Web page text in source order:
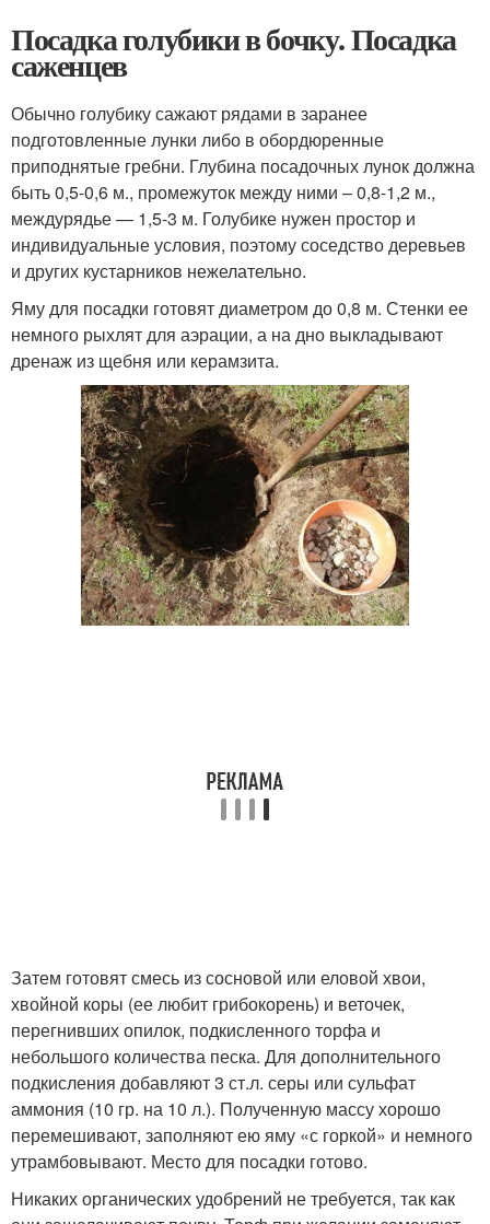
Посадка голубики в бочку. Посадка
саженцев
Обычно голубику сажают рядами в заранее
подготовленные лунки либо в обордюренные
приподнятые гребни. Глубина посадочных лунок должна
быть 0,5-0,6 м., промежуток между ними – 0,8-1,2 м.,
междурядье — 1,5-3 м. Голубике нужен простор и
индивидуальные условия, поэтому соседство деревьев
и других кустарников нежелательно.
Яму для посадки готовят диаметром до 0,8 м. Стенки ее
немного рыхлят для аэрации, а на дно выкладывают
дренаж из щебня или керамзита.
Затем готовят смесь из сосновой или еловой хвои,
хвойной коры (ее любит грибокорень) и веточек,
перегнивших опилок, подкисленного торфа и
небольшого количества песка. Для дополнительного
подкисления добавляют 3 ст.л. серы или сульфат
аммония (10 гр. на 10 л.). Полученную массу хорошо
перемешивают, заполняют ею яму «с горкой» и немного
утрамбовывают. Место для посадки готово.
Никаких органических удобрений не требуется, так как